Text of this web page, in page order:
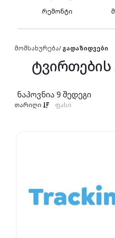
რემონტი
მომსახურება/გადაზიდვები
ტვირთების
ნაპოვნია 9 შედეგი
თარიღი ფასი